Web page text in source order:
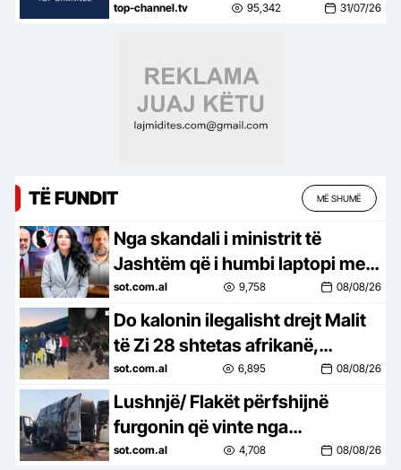
një situatë të vështirë rreziku:
top-channel.tv 95,342 31/07/26
TË FUNDIT MË SHUMË
Nga skandali i ministrit të
Jashtëm që i humbi laptopi me
të dhënat sekrete të NATO-s në
SHBA, shtatzënia e Belinda…
sot.com.al 9,758 08/08/26
Do kalonin ilegalisht drejt Malit
të Zi 28 shtetas afrikanë,
arrestohen 2 persona nga
Korça, sekuestrohen 6500 euro
sot.com.al 6,895 08/08/26
Lushnjë/ Flakët përfshijnë
furgonin që vinte nga
Maqedonia e Veriut, shkak
sot.com.al 4,708 08/08/26